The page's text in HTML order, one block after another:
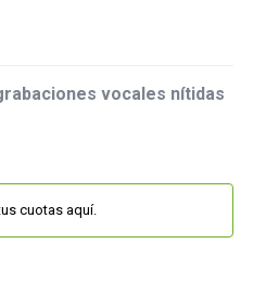
vocales nítidas
cuotas aquí.